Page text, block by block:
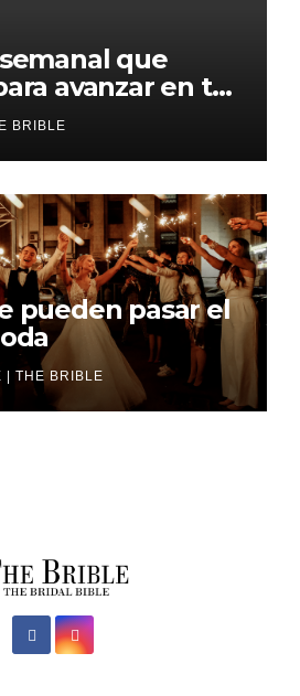
que
avanzar en tu
BRIBLE
pueden pasar el
| THE BRIBLE